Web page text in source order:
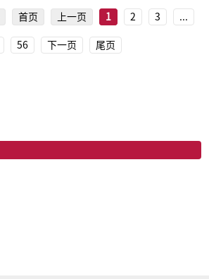
首页 上一页 1 2 3
56 下一页 尾页